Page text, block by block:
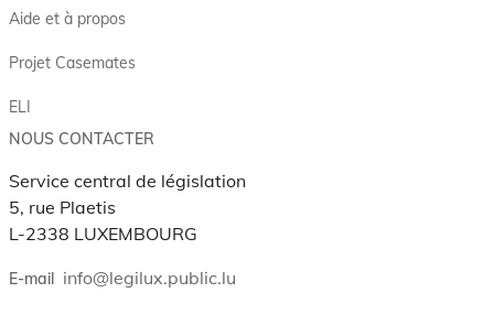
Aide et à propos
Projet Casemates
ELI
NOUS CONTACTER
Service central de législation
5, rue Plaetis
L-2338 LUXEMBOURG
E-mail info@legilux.public.lu